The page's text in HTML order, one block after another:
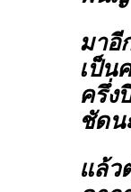
มาอี
เป็น
ครึ่ง
ชัดน
แล้ว